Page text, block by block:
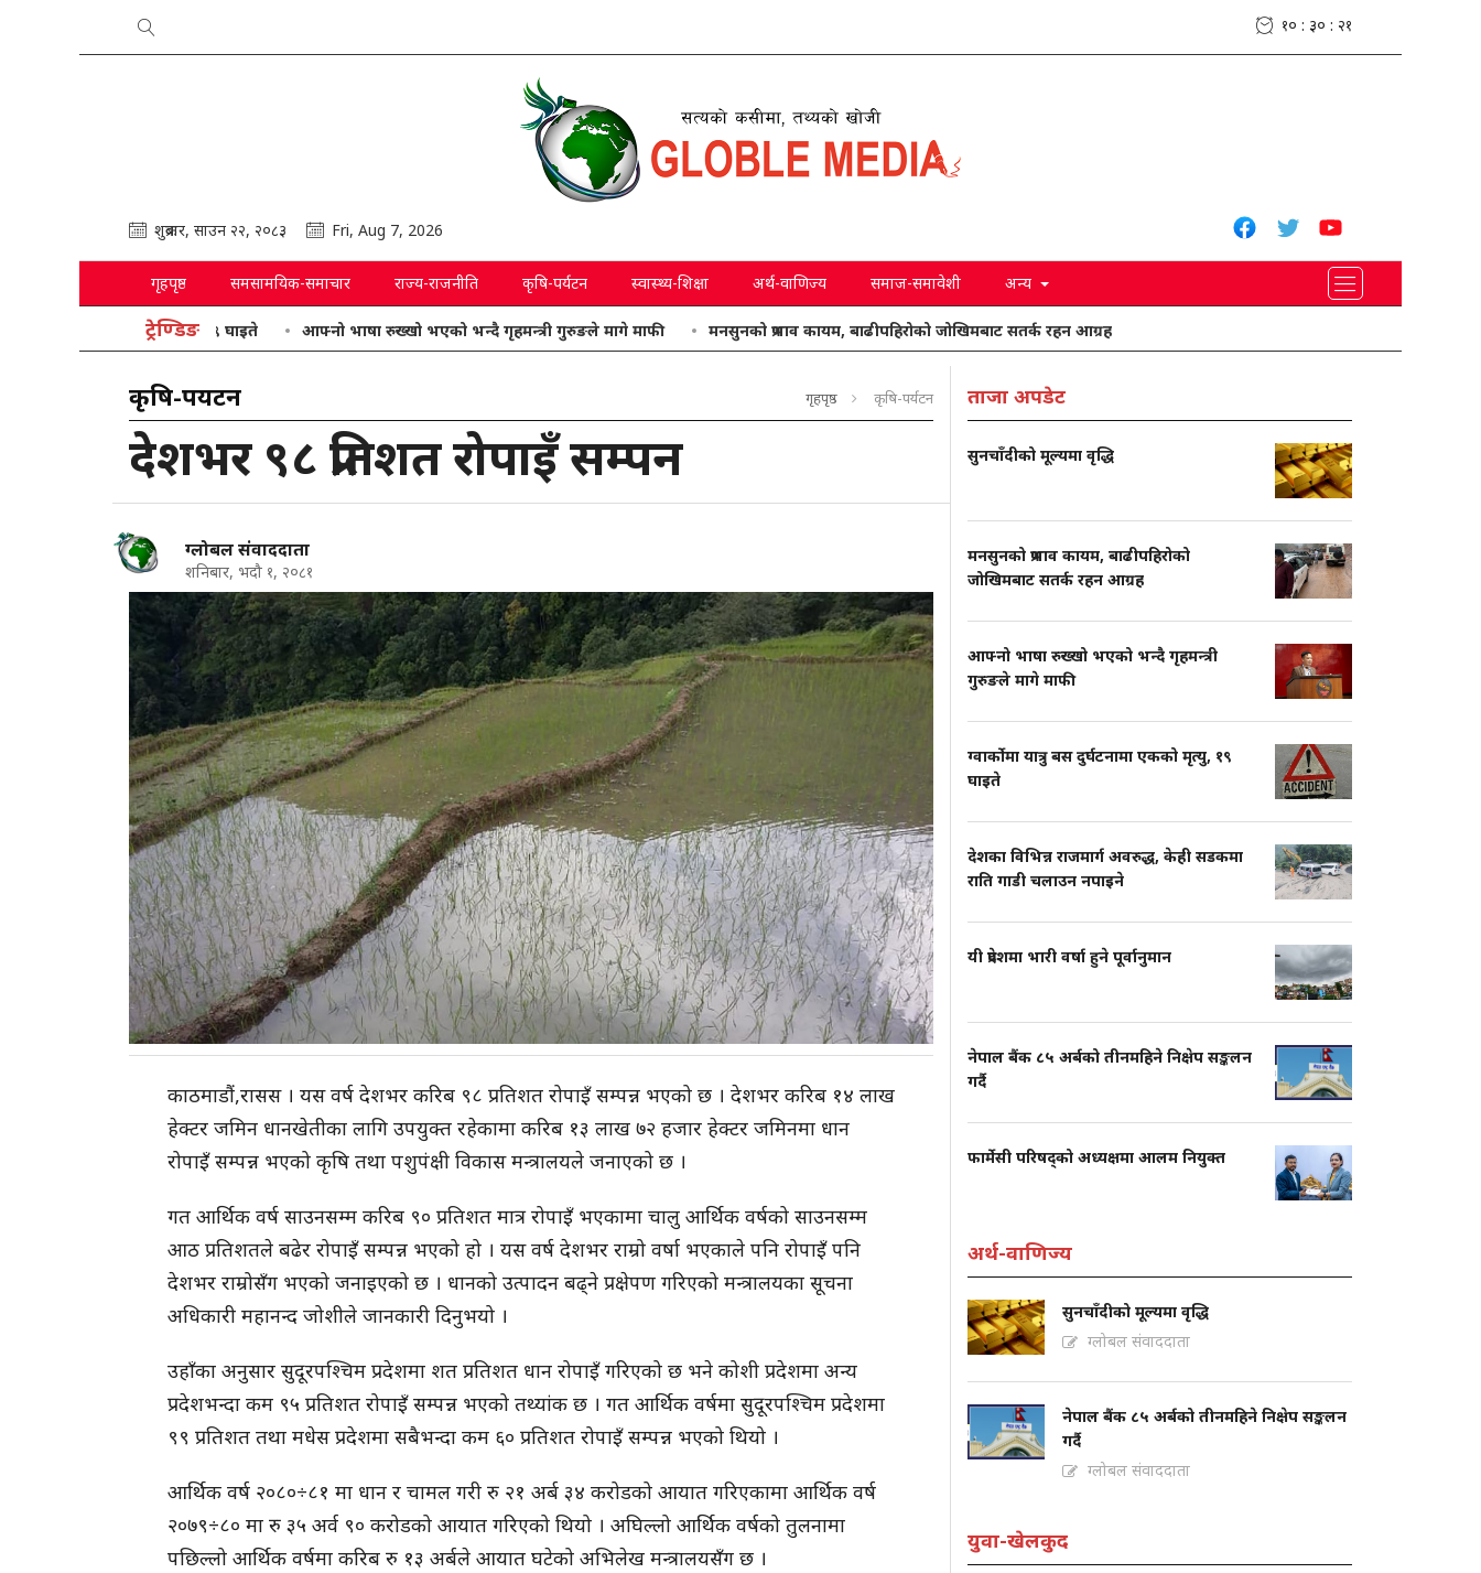
१० : ३० : २२
शुक्रबार, साउन २२, २०८३ Fri, Aug 7, 2026
गृहपृष्ठ समसामयिक-समाचार राज्य-राजनीति कृषि-पर्यटन स्वास्थ्य-शिक्षा अर्थ-वाणिज्य समाज-समावेशी अन्य
ट्रेण्डिङ आफ्नो भाषा रुख्खो भएको भन्दै गृहमन्त्री गुरुङले मागे माफी मनसुनको प्रभाव कायम, बाढीपहिरोको जोखिमबाट सतर्क रहन आग्रह ग्वार्कोमा यात्रु बस दुर्घटनामा एकको मृत्यु, १९ घाइते
कृषि-पर्यटन गृहपृष्ठ कृषि-पर्यटन
देशभर ९८ प्रतिशत रोपाइँ सम्पन
ग्लोबल संवाददाता
शनिबार, भदौ १, २०८१
काठमाडौं,रासस । यस वर्ष देशभर करिब ९८ प्रतिशत रोपाइँ सम्पन्न भएको छ । देशभर करिब १४ लाख
हेक्टर जमिन धानखेतीका लागि उपयुक्त रहेकामा करिब १३ लाख ७२ हजार हेक्टर जमिनमा धान
रोपाइँ सम्पन्न भएको कृषि तथा पशुपंक्षी विकास मन्त्रालयले जनाएको छ ।
गत आर्थिक वर्ष साउनसम्म करिब ९० प्रतिशत मात्र रोपाइँ भएकामा चालु आर्थिक वर्षको साउनसम्म
आठ प्रतिशतले बढेर रोपाइँ सम्पन्न भएको हो । यस वर्ष देशभर राम्रो वर्षा भएकाले पनि रोपाइँ पनि
देशभर राम्रोसँग भएको जनाइएको छ । धानको उत्पादन बढ्ने प्रक्षेपण गरिएको मन्त्रालयका सूचना
अधिकारी महानन्द जोशीले जानकारी दिनुभयो ।
उहाँका अनुसार सुदूरपश्चिम प्रदेशमा शत प्रतिशत धान रोपाइँ गरिएको छ भने कोशी प्रदेशमा अन्य
प्रदेशभन्दा कम ९५ प्रतिशत रोपाइँ सम्पन्न भएको तथ्यांक छ । गत आर्थिक वर्षमा सुदूरपश्चिम प्रदेशमा
९९ प्रतिशत तथा मधेस प्रदेशमा सबैभन्दा कम ६० प्रतिशत रोपाइँ सम्पन्न भएको थियो ।
आर्थिक वर्ष २०८०÷८१ मा धान र चामल गरी रु २१ अर्ब ३४ करोडको आयात गरिएकामा आर्थिक वर्ष
२०७९÷८० मा रु ३५ अर्व ९० करोडको आयात गरिएको थियो । अघिल्लो आर्थिक वर्षको तुलनामा
पछिल्लो आर्थिक वर्षमा करिब रु १३ अर्बले आयात घटेको अभिलेख मन्त्रालयसँग छ ।
ताजा अपडेट
सुनचाँदीको मूल्यमा वृद्धि
मनसुनको प्रभाव कायम, बाढीपहिरोको
जोखिमबाट सतर्क रहन आग्रह
आफ्नो भाषा रुख्खो भएको भन्दै गृहमन्त्री
गुरुङले मागे माफी
ग्वार्कोमा यात्रु बस दुर्घटनामा एकको मृत्यु, १९
घाइते
देशका विभिन्न राजमार्ग अवरुद्ध, केही सडकमा
राति गाडी चलाउन नपाइने
यी प्रदेशमा भारी वर्षा हुने पूर्वानुमान
नेपाल बैंक ८५ अर्बको तीनमहिने निक्षेप सङ्कलन
गर्दै
फार्मेसी परिषद्को अध्यक्षमा आलम नियुक्त
अर्थ-वाणिज्य
सुनचाँदीको मूल्यमा वृद्धि
ग्लोबल संवाददाता
नेपाल बैंक ८५ अर्बको तीनमहिने निक्षेप सङ्कलन
गर्दै
ग्लोबल संवाददाता
युवा-खेलकुद